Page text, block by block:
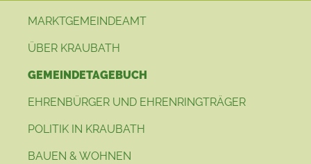
MARKTGEMEINDEAMT
ÜBER KRAUBATH
GEMEINDETAGEBUCH
EHRENBÜRGER UND EHRENRINGTRÄGER
POLITIK IN KRAUBATH
BAUEN & WOHNEN